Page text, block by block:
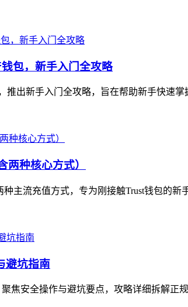
包，新手入门全攻略
推出新手入门全攻略，旨在帮助新手快速
两种核心方式）
主流充值方式，专为刚接触Trust钱包的
避坑指南
焦安全操作与避坑要点，攻略详细拆解正